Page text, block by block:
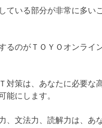
ている部分が非常に多い
るのがＴＯＹＯオンライ
対策は、あなたに必要な
能にします。
、文法力、読解力は、あ